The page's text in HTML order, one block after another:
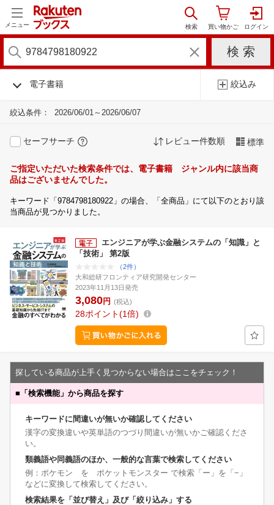
メニュー
電子書籍 絞込み
絞込条件： 2026/06/01～2026/06/07
セーフサーチ レビュー件数順 標準
ご指定いただいた検索条件では、電子書籍 ジャンル内に該当商
品はございませんでした。
キーワード「9784798180922」の場合、「全商品」にて以下のとおり該
当商品が見つかりました。
エンジニアが学ぶ金融システムの「知識」と
「技術」 第2版
（2件）
大和総研フロンティア研究開発センター
2023年11月13日発売
3,080円 (税込)
28ポイント 1倍
探している商品が上手く見つからない場合はここをチェック！
■ 「検索機能」から商品を探す
キーワードに間違いが無いか確認してください
漢字の変換違いや英単語のつづり間違いが無いかご確認くださ
い。
類義語や同義語のほか、一般的な言葉で検索してください
例：ポケモン を ポケットモンスター で検索「ー」を「−」
などに変換して検索してください。
検索結果を「並び替え」及び「絞り込み」する